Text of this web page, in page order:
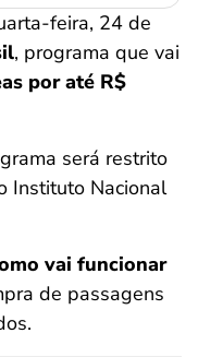
feira, 24 de
, programa que vai
por até R$
será restrito
Instituto Nacional
vai funcionar
de passagens